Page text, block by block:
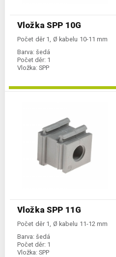
Vložka SPP 10G
Počet děr 1, Ø kabelu 10-11 mm
Barva: šedá
Počet děr: 1
Vložka: SPP
Vložka SPP 11G
Počet děr 1, Ø kabelu 11-12 mm
Barva: šedá
Počet děr: 1
Vložka: SPP